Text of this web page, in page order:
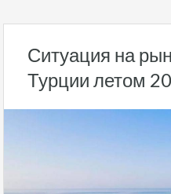
Ситуация на
Турции летом